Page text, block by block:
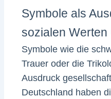
Symbole als
sozialen
Symbole wie die
Trauer oder die
Ausdruck
Deutschland haben